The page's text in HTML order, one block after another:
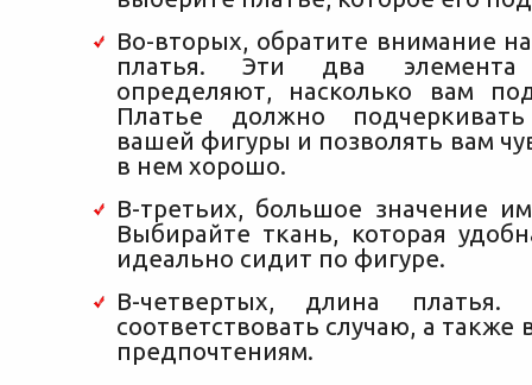
Во-вторых, обратите внимание
платья. Эти два
определяют, насколько вам
Платье должно подчеркивать
вашей фигуры и позволять вам
в нем хорошо.
В-третьих, большое значение
Выбирайте ткань, которая
идеально сидит по фигуре.
В-четвертых, длина
соответствовать случаю, а также
предпочтениям.